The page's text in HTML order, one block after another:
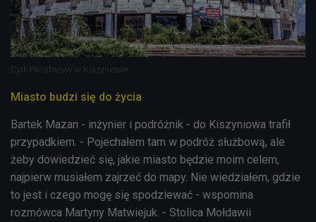
Cyrk Państwowy w Kiszyniowie
Miasto budzi się do życia
Bartek Mazan - inżynier i podróżnik - do Kiszyniowa trafił
przypadkiem. - Pojechałem tam w podróż służbową, ale
żeby dowiedzieć się, jakie miasto będzie moim celem,
najpierw musiałem zajrzeć do mapy. Nie wiedziałem, gdzie
to jest i czego mogę się spodziewać - wspomina
rozmówca Martyny Matwiejuk. - Stolica Mołdawii